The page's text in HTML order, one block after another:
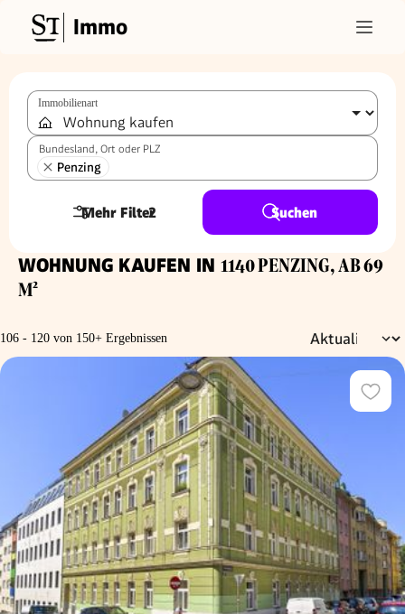
Immo
Immobilienart
Bundesland, Ort oder PLZ
Penzing
Mehr Filter
2 Suchen
WOHNUNG KAUFEN IN 1140 PENZING, AB 69
M²
106 - 120 von 150+ Ergebnissen